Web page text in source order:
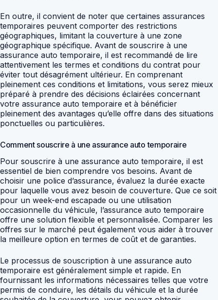
En outre, il convient de noter que certaines assurances
temporaires peuvent comporter des restrictions
géographiques, limitant la couverture à une zone
géographique spécifique. Avant de souscrire à une
assurance auto temporaire, il est recommandé de lire
attentivement les termes et conditions du contrat pour
éviter tout désagrément ultérieur. En comprenant
pleinement ces conditions et limitations, vous serez mieux
préparé à prendre des décisions éclairées concernant
votre assurance auto temporaire et à bénéficier
pleinement des avantages qu’elle offre dans des situations
ponctuelles ou particulières.
Comment souscrire à une assurance auto temporaire
Pour souscrire à une assurance auto temporaire, il est
essentiel de bien comprendre vos besoins. Avant de
choisir une police d’assurance, évaluez la durée exacte
pour laquelle vous avez besoin de couverture. Que ce soit
pour un week-end escapade ou une utilisation
occasionnelle du véhicule, l’assurance auto temporaire
offre une solution flexible et personnalisée. Comparer les
offres sur le marché peut également vous aider à trouver
la meilleure option en termes de coût et de garanties.
Le processus de souscription à une assurance auto
temporaire est généralement simple et rapide. En
fournissant les informations nécessaires telles que votre
permis de conduire, les détails du véhicule et la durée